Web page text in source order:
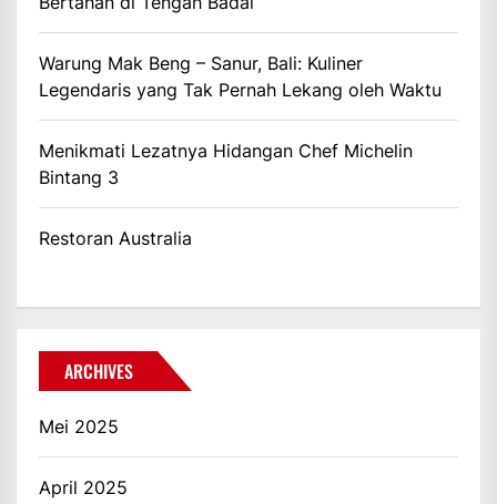
Warung Mak Beng – Sanur, Bali: Kuliner
Legendaris yang Tak Pernah Lekang oleh Waktu
Menikmati Lezatnya Hidangan Chef Michelin
Bintang 3
Restoran Australia
ARCHIVES
Mei 2025
April 2025